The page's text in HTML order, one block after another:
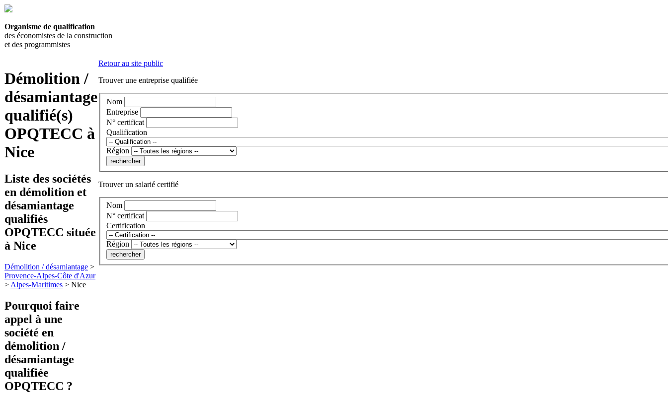
Organisme de qualification
des économistes de la construction
et des programmistes
Démolition /
désamiantage
qualifié(s)
OPQTECC à
Nice
Liste des sociétés
en démolition et
désamiantage
qualifiés
OPQTECC située
à Nice
Démolition / désamiantage >
Provence-Alpes-Côte d'Azur
> Alpes-Maritimes > Nice
Pourquoi faire
appel à une
société en
démolition /
désamiantage
qualifiée
OPQTECC ?
Retour au site public
Trouver une entreprise qualifiée
Nom
Entreprise
N° certificat
Qualification
Région
Trouver un salarié certifié
Nom
N° certificat
Certification
Région